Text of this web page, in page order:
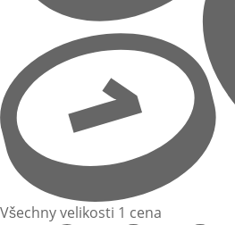
Všechny velikosti 1 cena